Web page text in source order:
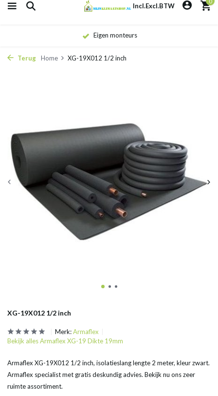
Incl.Excl.BTW
Eigen monteurs
Terug Home XG-19X012 1/2 inch
XG-19X012 1/2 inch
Merk:Armaflex
Bekijk alles Armaflex XG-19 Dikte 19mm
Armaflex XG-19X012 1/2 inch, isolatieslang lengte 2 meter, kleur zwart.
Armaflex specialist met gratis deskundig advies. Bekijk nu ons zeer
ruimte assortiment.